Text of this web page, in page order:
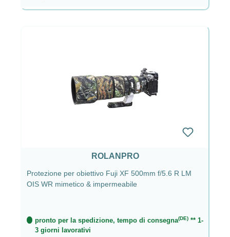
ROLANPRO
Protezione per obiettivo Fuji XF 500mm f/5.6 R LM
OIS WR mimetico & impermeabile
pronto per la spedizione, tempo di consegna(DE)** 1-
3 giorni lavorativi